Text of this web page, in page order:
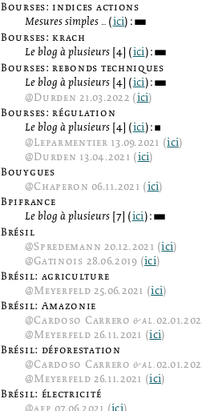
Bourses: indices actions
Mesures simples ... (ici):3
Bourses: krach
Le blog à plusieurs [4] (ici):3
Bourses: rebonds techniques
Le blog à plusieurs [4] (ici):3
@Durden21.03.2022 (ici)
Bourses: régulation
Le blog à plusieurs [4] (ici):2
@Leparmentier 13.09.2021 (ici)
@Durden 13.04.2021 (ici)
Bouygues
@Chaperon 06.11.2021 (ici)
Bpifrance
Le blog à plusieurs [7] (ici):3
Brésil
@Spredemann 20.12.2021 (ici)
@Gatinois 28.06.2019 (ici)
Brésil: agriculture
@Meyerfeld 25.06.2021 (ici)
Brésil: Amazonie
@Cardoso Carrero & al.
@Meyerfeld 26.11.2021 (ici)
Brésil: déforestation
@Cardoso Carrero & al.
@Meyerfeld 26.11.2021 (ici)
Brésil: électricité